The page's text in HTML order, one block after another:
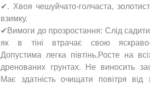
✔. Хвоя чешуйчато-голчаста,
взимку.
✔Вимоги до прозростання: Слід
як в тіні втрачає свою яскраво-
Допустима легка півтінь.Росте на
дренованих грунтах. Не виносить
Має здатність очищати повітря від